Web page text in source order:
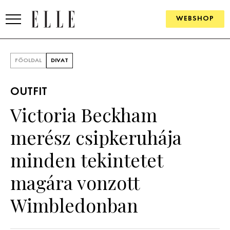
WEBSHOP
SZÉPSÉG
ÉLETMÓD
FŐOLDAL DIVAT
OUTFIT
Victoria Beckham
merész csipkeruhája
minden tekintetet
magára vonzott
Wimbledonban